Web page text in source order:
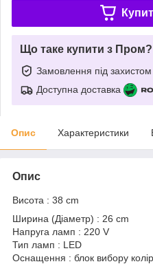
Що таке купити з Пром?
Замовлення під захистом
Доступна доставка
Опис Характеристики
Опис
Висота : 38 cm
Ширина (Діаметр) : 26 cm
Напруга ламп : 220 V
Тип ламп : LED
Оснащення : блок вибору